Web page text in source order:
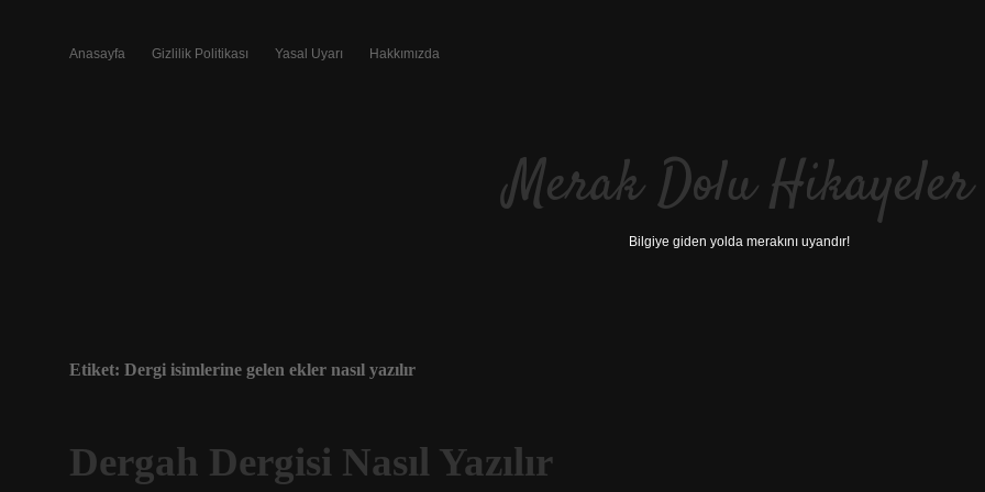
Anasayfa Gizlilik Politikası Yasal Uyarı Hakkımızda
Merak Dolu Hikayeler
Bilgiye giden yolda merakını uyandır!
Etiket: Dergi isimlerine gelen ekler nasıl yazılır
Dergah Dergisi Nasıl Yazılır